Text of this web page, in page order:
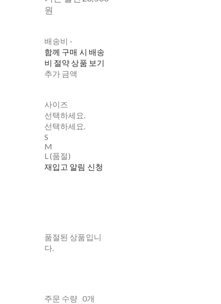
원
배송비 -
함께 구매 시 배송
비 절약 상품 보기
추가 금액
사이즈
선택하세요.
선택하세요.
S
M
L (품절)
재입고 알림 신청
품절된 상품입니
다.
주문 수량 0개